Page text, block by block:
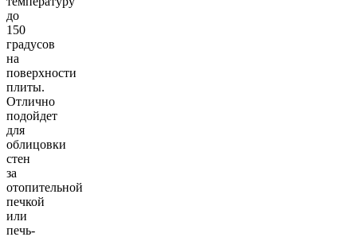
до
150
градусов
на
поверхности
плиты.
Отлично
подойдет
для
облицовки
стен
за
отопительной
печкой
или
печь-